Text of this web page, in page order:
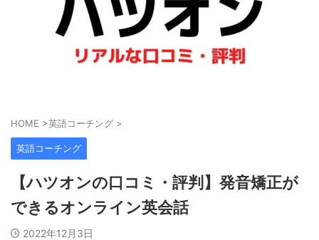
HOME >英語コーチング >
英語コーチング
【ハツオンの口コミ・評判】発音矯正が
できるオンライン英会話
2022年12月3日